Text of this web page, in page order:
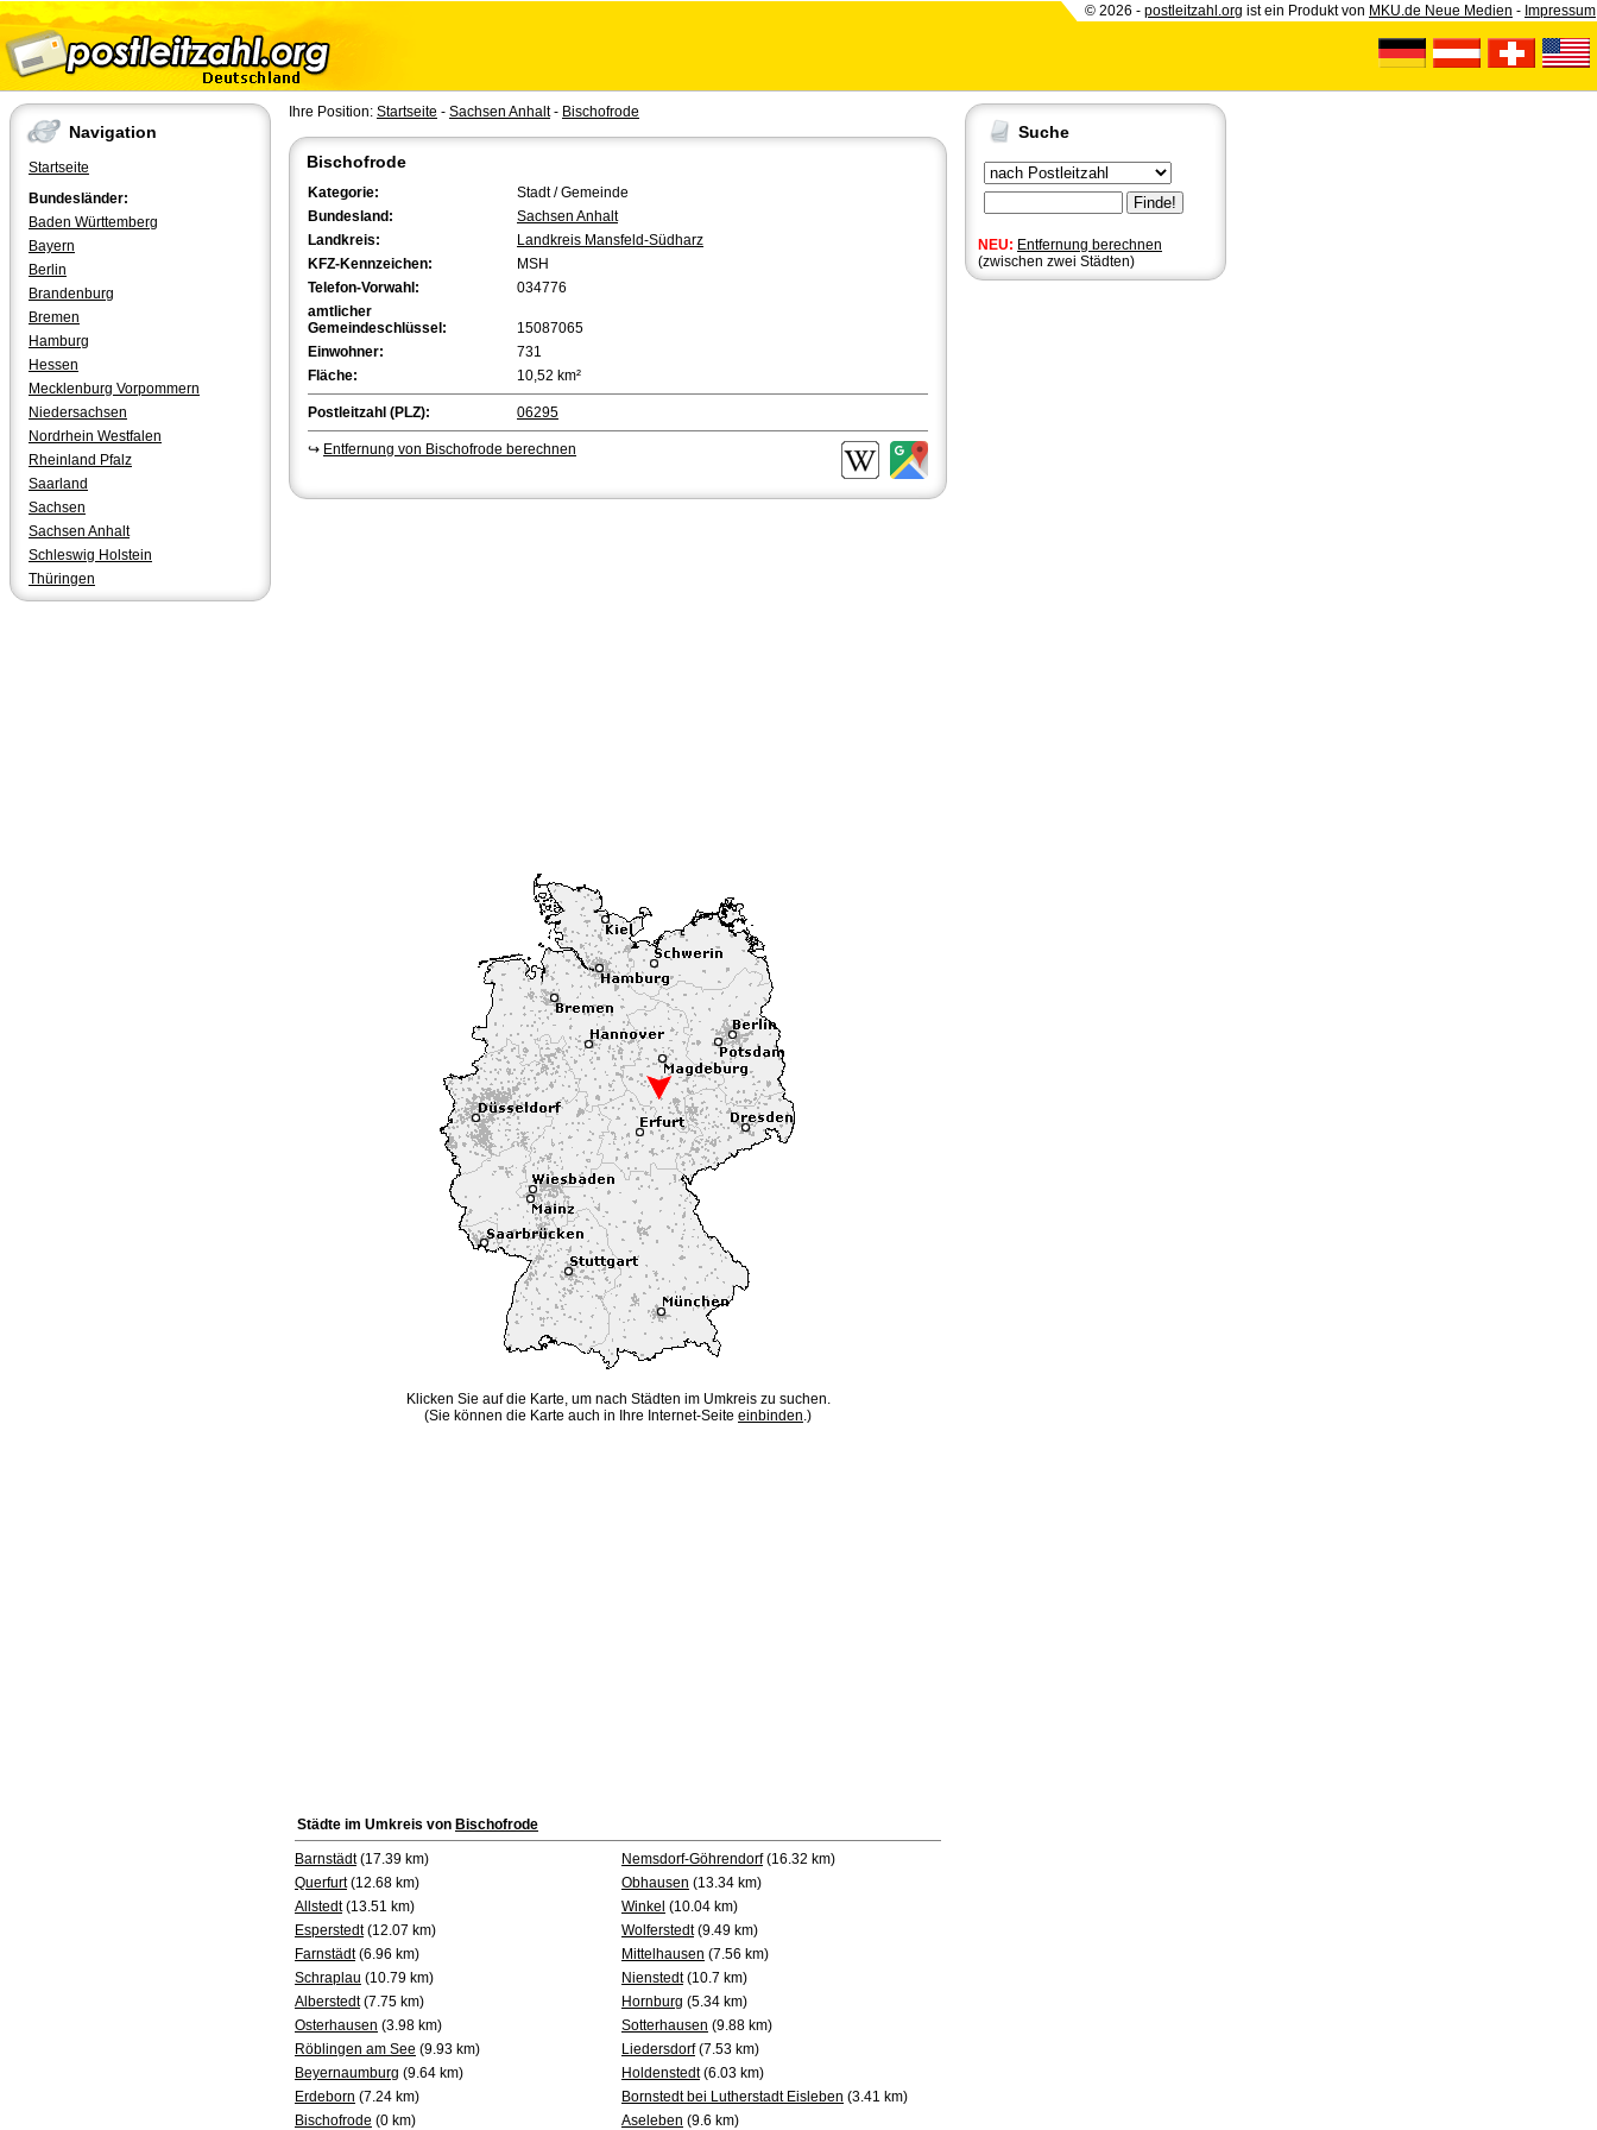
© 2026 - postleitzahl.org ist ein Produkt von MKU.de Neue Medien - Impressum
Navigation
Startseite
Bundesländer:
Baden Württemberg
Bayern
Berlin
Brandenburg
Bremen
Hamburg
Hessen
Mecklenburg Vorpommern
Niedersachsen
Nordrhein Westfalen
Rheinland Pfalz
Saarland
Sachsen
Sachsen Anhalt
Schleswig Holstein
Thüringen
Suche
NEU: Entfernung berechnen
(zwischen zwei Städten)
Ihre Position: Startseite - Sachsen Anhalt- Bischofrode
Bischofrode
Kategorie:
Stadt / Gemeinde
Bundesland:
Sachsen Anhalt
Landkreis:
Landkreis Mansfeld-Südharz
KFZ-Kennzeichen:
MSH
Telefon-Vorwahl:
034776
amtlicher
Gemeindeschlüssel:
15087065
Einwohner:
731
Fläche:
10,52 km²
Postleitzahl (PLZ): 06295
↪ Entfernung von Bischofrode berechnen
Klicken Sie auf die Karte, um nach Städten im Umkreis zu suchen.
(Sie können die Karte auch in Ihre Internet-Seite einbinden.)
Städte im Umkreis von Bischofrode
Barnstädt(17.39 km) Nemsdorf-Göhrendorf(16.32 km)
Querfurt(12.68 km) Obhausen (13.34 km)
Allstedt(13.51 km) Winkel (10.04 km)
Esperstedt(12.07 km) Wolferstedt(9.49 km)
Farnstädt(6.96 km) Mittelhausen (7.56 km)
Schraplau (10.79 km) Nienstedt(10.7 km)
Alberstedt(7.75 km) Hornburg (5.34 km)
Osterhausen (3.98 km) Sotterhausen (9.88 km)
Röblingen am See (9.93 km) Liedersdorf(7.53 km)
Beyernaumburg (9.64 km) Holdenstedt(6.03 km)
Erdeborn (7.24 km) Bornstedt bei Lutherstadt Eisleben (3.41 km)
Bischofrode (0 km) Aseleben (9.6 km)